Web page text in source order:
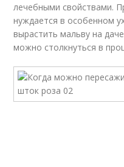
лечебными свойствами.
нуждается в особенном
вырастить мальву на
можно столкнуться в